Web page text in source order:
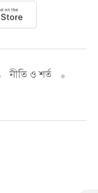
নীতি ও শর্ত